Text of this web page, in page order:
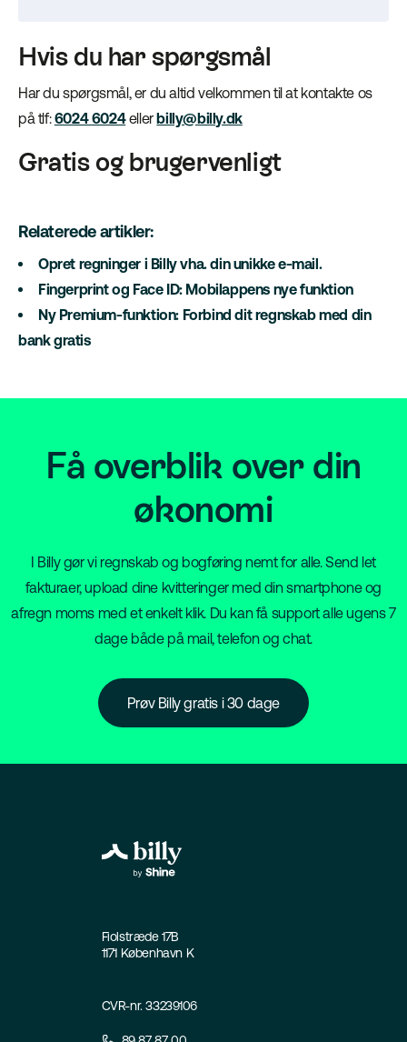
Hvis du har spørgsmål
Har du spørgsmål, er du altid velkommen til at kontakte os
på tlf:6024 6024eller billy@billy.dk
Gratis og brugervenligt
Relaterede artikler:
Opret regninger i Billy vha. din unikke e-mail.
Fingerprint og Face ID: Mobilappens nye funktion
Ny Premium-funktion: Forbind dit regnskab med din
bank gratis
Få overblik over din
økonomi
I Billy gør vi regnskab og bogføring nemt for alle. Send let
fakturaer, upload dine kvitteringer med din smartphone og
afregn moms med et enkelt klik. Du kan få support alle ugens 7
dage både på mail, telefon og chat.
Prøv Billy gratis i 30 dage
Fiolstræde 17B
1171 København K
CVR-nr. 33239106